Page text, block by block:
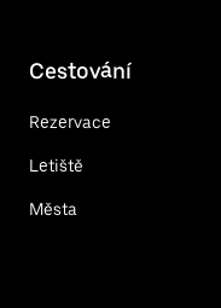
Cestování
Rezervace
Letiště
Města